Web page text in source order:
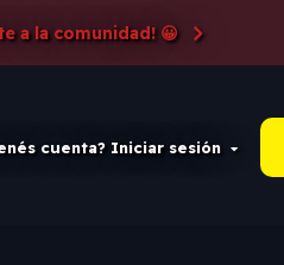
a la comunidad! 😀
cuenta? Iniciar sesión